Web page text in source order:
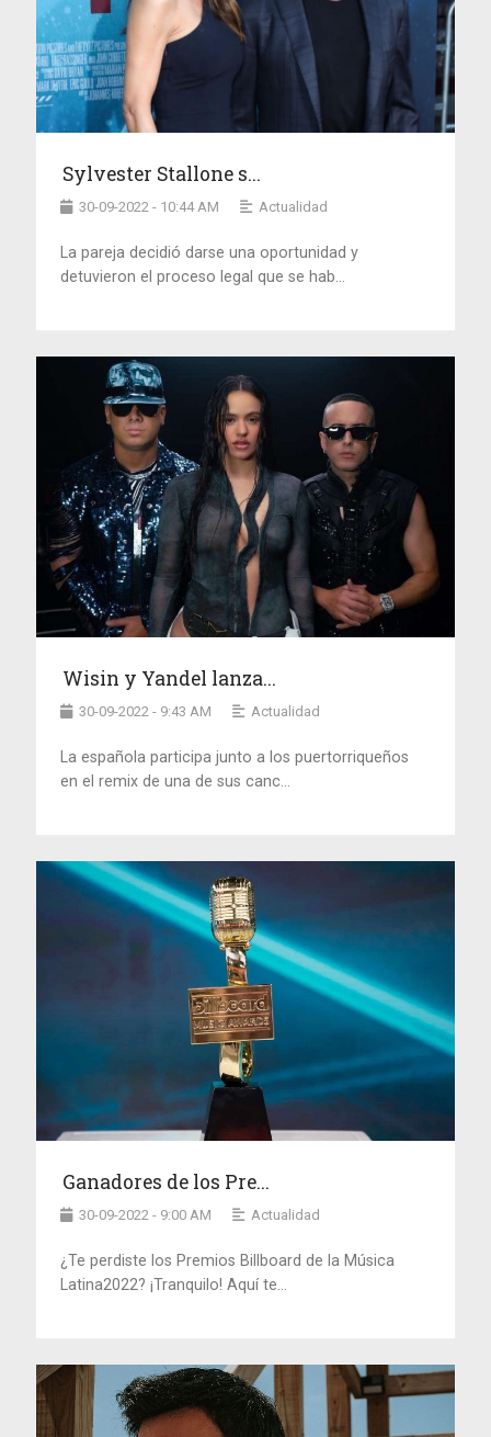
Sylvester Stallone s...
30-09-2022 - 10:44 AM Actualidad
La pareja decidió darse una oportunidad y
detuvieron el proceso legal que se hab...
Wisin y Yandel lanza...
30-09-2022 - 9:43 AM Actualidad
La española participa junto a los puertorriqueños
en el remix de una de sus canc...
Ganadores de los Pre...
30-09-2022 - 9:00 AM Actualidad
¿Te perdiste los Premios Billboard de la Música
Latina2022? ¡Tranquilo! Aquí te...